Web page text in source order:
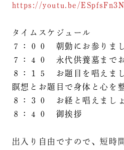
https://youtu.be/
タイムスケジュール
７：００ 朝勤にお参りま
７：４０ 永代供養墓まで
８：１５ お題目を唱えま
瞑想とお題目で身体と心を
８：３０ お経と唱えまし
８：４０ 御挨拶
出入り自由ですので、短時